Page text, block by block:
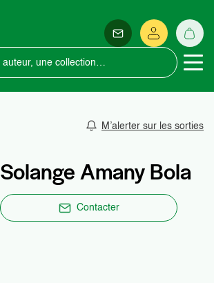
M’alerter sur les sorties
Solange Amany Bola
Contacter